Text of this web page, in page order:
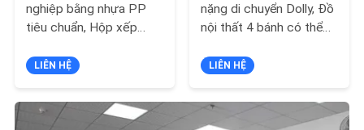
POLICY
nghiệp bằng nhựa PP
tiêu chuẩn, Hộp xếp
dụng
LIÊN HỆ
nặng di chuyển Dolly, Đồ
nội thất 4 bánh có thể
Dolly 150KG
LIÊN HỆ